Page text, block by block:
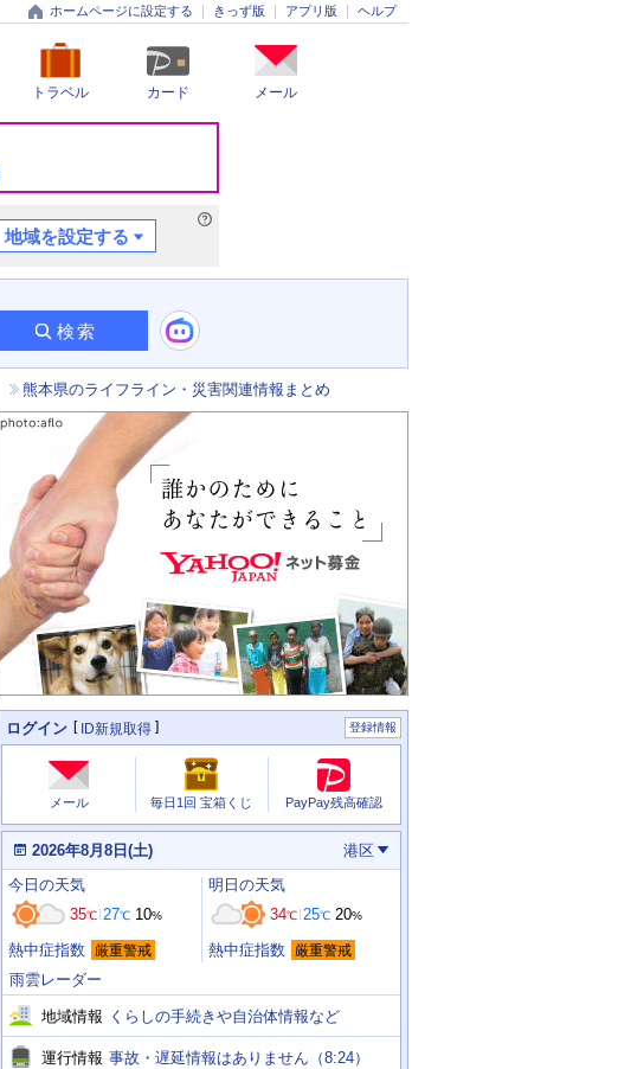
ホームページに設定する きっず版 アプリ版 ヘルプ
トラベル カード メール
地域を設定する
検索
熊本県のライフライン・災害関連情報まとめ
個
人
情
報
ログイン ID新規取得 登録情報
あ
た
の
ス
ス
メール 毎日1回 宝箱くじ PayPay残高確認
本
日
の
天
気
、
運
情
報
2026年8月8日(土) 港区
今
日
明
日
の
天
気
今日 の天気
35℃ 27℃ 10%
熱中症指数 厳重警戒
明日 の天気
34℃ 25℃ 20%
熱中症指数 厳重警戒
雨雲レーダー
地域情報 くらしの手続きや自治体情報など
運行情報 事故・遅延情報はありません（8:24）